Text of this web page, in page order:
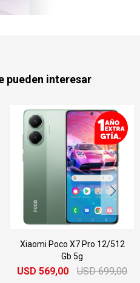
pueden interesar
X7 Pro 12/512
USD 699,00
Xiaomi
USD